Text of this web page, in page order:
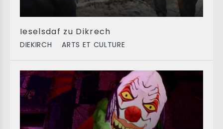
Ieselsdaf zu Dikrech
DIEKIRCH ARTS ET CULTURE